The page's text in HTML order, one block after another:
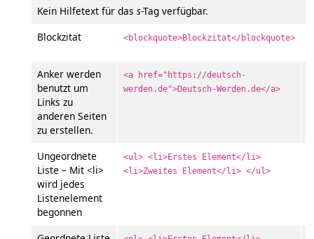
Kein Hilfetext für das s-Tag verfügbar.
Blockzitat
<blockquote>Blockzitat</blockquote>
Anker werden
benutzt um
Links zu
anderen Seiten
zu erstellen.
<a href="https://deutsch-
werden.de">Deutsch-Werden.de</a>
Ungeordnete
Liste – Mit <li>
wird jedes
Listenelement
begonnen
<ul> <li>Erstes Element</li>
<li>Zweites Element</li> </ul>